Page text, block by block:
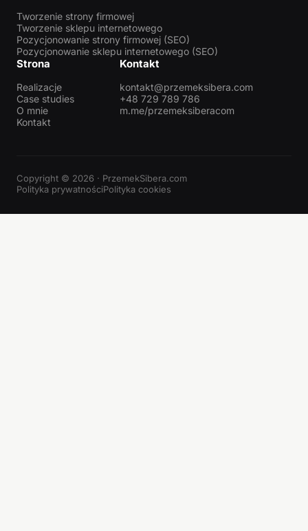
Tworzenie strony firmowej
Tworzenie sklepu internetowego
Pozycjonowanie strony firmowej (SEO)
Pozycjonowanie sklepu internetowego (SEO)
Strona
Realizacje
Case studies
O mnie
Kontakt
Kontakt
kontakt@przemeksibera.com
+48 729 789 786
m.me/przemeksiberacom
Copyright © 2026 · PrzemekSibera.com
Polityka prywatnościPolityka cookies